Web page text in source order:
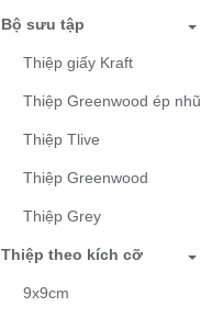
Bộ sưu tập
Thiệp giấy Kraft
Thiệp Greenwood ép nhũ
Thiệp Tlive
Thiệp Greenwood
Thiệp Grey
Thiệp theo kích cỡ
9x9cm